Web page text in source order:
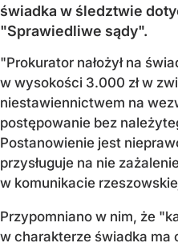
świadka w śledztwie
"Sprawiedliwe sądy".
"Prokurator nałożył na
w wysokości 3.000 zł w
niestawiennictwem na
postępowanie bez
Postanowienie jest
przysługuje na nie
w komunikacie
Przypomniano w nim, że
w charakterze świadka ma